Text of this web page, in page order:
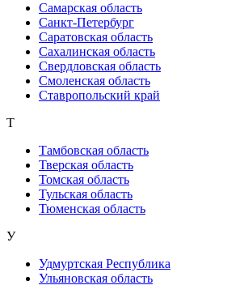
Самарская область
Санкт-Петербург
Саратовская область
Сахалинская область
Свердловская область
Смоленская область
Ставропольский край
Т
Тамбовская область
Тверская область
Томская область
Тульская область
Тюменская область
У
Удмуртская Республика
Ульяновская область